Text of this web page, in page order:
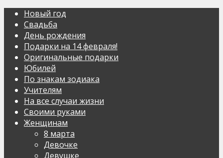
Новый год
Свадьба
День рождения
Подарки на 14 февраля!
Оригинальные подарки
Юбилей
По знакам зодиака
Учителям
На все случаи жизни
Своими руками
Женщинам
8 марта
Девочке
Девушке